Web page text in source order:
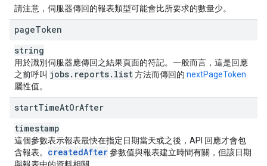
請注意，伺服器傳回的報表類型可能會比所要求的數量少。
pageToken
string
用於識別伺服器應傳回之結果頁面的符記。一般而言，這是回應
之前呼叫 jobs. reports. list方法而傳回的 nextPageToken
屬性值。
startTimeAtOrAfter
timestamp
這個參數表示報表最快在指定日期當天或之後，API 回應才會包
含報表。 createdAfter參數值與報表建立時間有關，但該日期